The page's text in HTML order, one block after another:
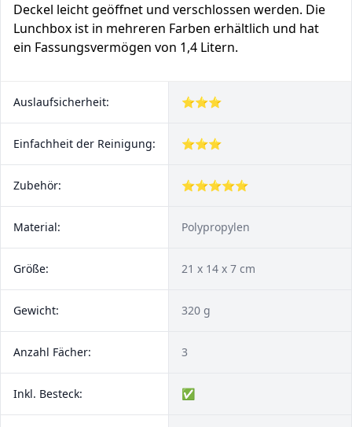
Deckel leicht geöffnet und verschlossen werden. Die
Lunchbox ist in mehreren Farben erhältlich und hat
ein Fassungsvermögen von 1,4 Litern.
Auslaufsicherheit: ⭐⭐⭐
Einfachheit der Reinigung: ⭐⭐⭐
Zubehör: ⭐⭐⭐⭐⭐
Material: Polypropylen
Größe: 21 x 14 x 7 cm
Gewicht: 320 g
Anzahl Fächer: 3
Inkl. Besteck: ✅